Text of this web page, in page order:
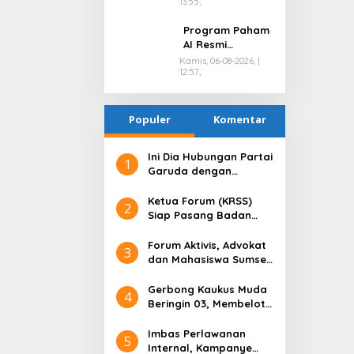
di Pemulutan
Selatan
Program Paham
AI Resmi
Bergulir, Polda
Sumsel Bangun
Kamis, 06-08-2026, |
12:57,
Populer Komentar
1
Ini Dia Hubungan Partai
Garuda dengan
2
Ketua Forum (KRSS)
Siap Pasang Badan
Terkait Fitnah Keji
Pembunuhan Karakter
3
Forum Aktivis, Advokat
dan Mahasiswa Sumsel
Anti Korupsi Sedunia,
Ini yang Dibahas!
4
Gerbong Kaukus Muda
Beringin 03, Membelot
Nomor Urut 3 Ganjar
Pranowo dan Mahfud
5
Imbas Perlawanan
Internal, Kampanye